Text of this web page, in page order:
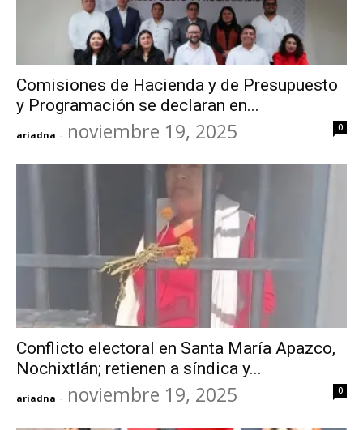
Comisiones de Hacienda y de Presupuesto
y Programación se declaran en...
ariadna - noviembre 19, 2025 0
Conflicto electoral en Santa María Apazco,
Nochixtlán; retienen a síndica y...
ariadna - noviembre 19, 2025 0